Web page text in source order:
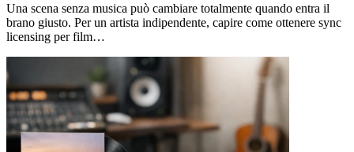
Una scena senza musica può cambiare totalmente quando entra il
brano giusto. Per un artista indipendente, capire come ottenere sync
licensing per film…